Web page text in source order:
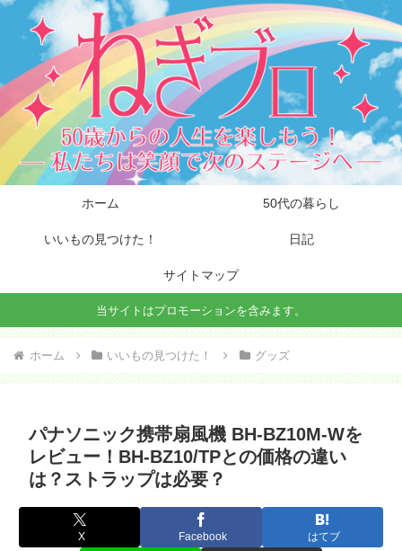
ホーム 50代の暮らし
いいもの見つけた！ 日記
サイトマップ
当サイトはプロモーションを含みます。
ホーム いいもの見つけた！ グッズ
パナソニック携帯扇風機 BH-BZ10M-Wを
レビュー！BH-BZ10/TPとの価格の違い
は？ストラップは必要？
X Facebook はてブ